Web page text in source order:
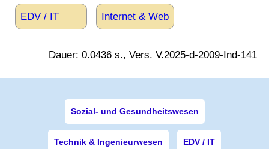
EDV / IT Internet & Web
Dauer: 0.0436 s., Vers. V.2025-d-2009-Ind-141
Sozial- und Gesundheitswesen
Technik & Ingenieurwesen EDV / IT